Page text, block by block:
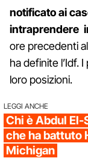
notificato ai
intraprendere
ore precedenti
ha definite l’Idf.
loro posizioni.
LEGGI ANCHE
Chi è Abdul
che ha battuto
Michigan